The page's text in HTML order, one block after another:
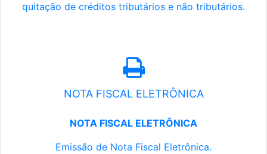
quitação de créditos tributários e não tributários.
NOTA FISCAL ELETRÔNICA
NOTA FISCAL ELETRÔNICA
Emissão de Nota Fiscal Eletrônica.